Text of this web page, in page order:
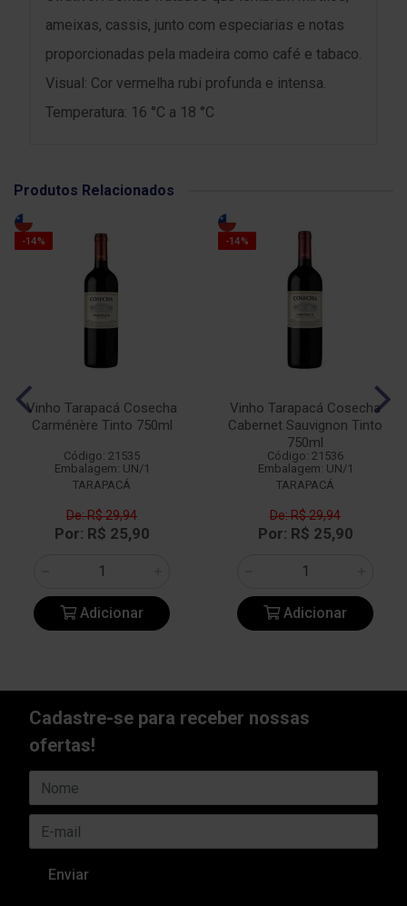
ameixas, cassis, junto com especiarias e notas
proporcionadas pela madeira como café e tabaco.
Visual: Cor vermelha rubi profunda e intensa.
Temperatura: 16 °C a 18 °C
Produtos Relacionados
-14%
Vinho Tarapacá Cosecha
Carménère Tinto 750ml
Código: 21535
Embalagem: UN/1
TARAPACÁ
De: R$ 29,94
Por: R$ 25,90
Adicionar
-14%
Vinho Tarapacá Cosecha
Cabernet Sauvignon Tinto
750ml
Código: 21536
Embalagem: UN/1
TARAPACÁ
De: R$ 29,94
Por: R$ 25,90
Adicionar
Cadastre-se para receber nossas
ofertas!